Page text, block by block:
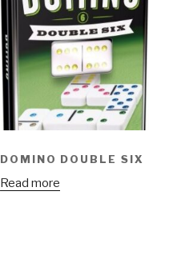
DOMINO DOUBLE SIX
Read more